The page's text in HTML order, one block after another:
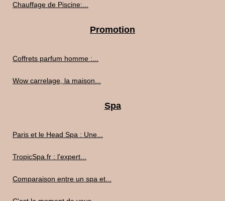
Chauffage de Piscine:...
Promotion
Coffrets parfum homme :...
Wow carrelage, la maison...
Spa
Paris et le Head Spa : Une...
TropicSpa.fr : l'expert...
Comparaison entre un spa et...